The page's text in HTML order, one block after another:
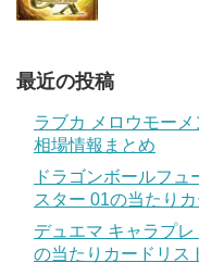
最近の投稿
ラブカ メロウモー
相場情報まとめ
ドラゴンボールフ
スター 01の当たり
デュエマ キャラプ
の当たりカードリス